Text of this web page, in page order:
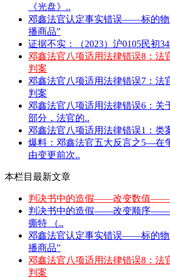
《光盘》..
邓鑫法官认定事实错误——标的物
播商品”
证据不实：（2023）沪0105民初
邓鑫法官八项适用法律错误8：法
判案
邓鑫法官八项适用法律错误7：法
判案
邓鑫法官八项适用法律错误6：关
部分，法官的..
邓鑫法官八项适用法律错误1：类
爆料：邓鑫法官五大反言之5—在
由变更前次..
本栏目最新文章
判决书中的造假——改变数值——
判决书中的造假——改变顺序——
撕特 （..
邓鑫法官认定事实错误——标的物
播商品”
邓鑫法官八项适用法律错误8：法
判案